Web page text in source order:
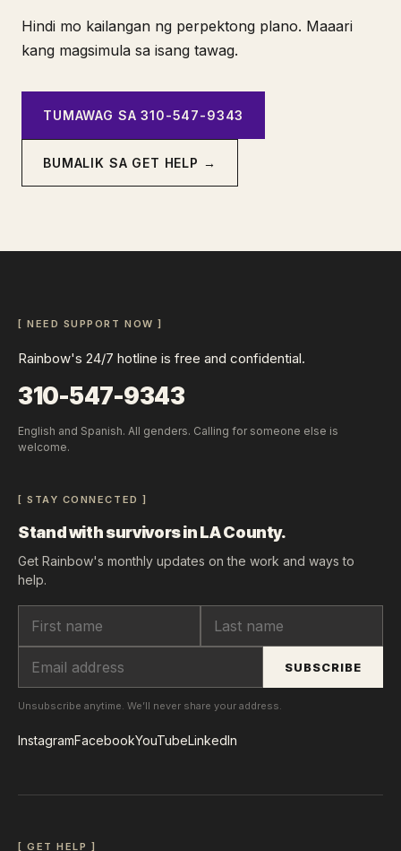
Hindi mo kailangan ng perpektong plano. Maaari
kang magsimula sa isang tawag.
TUMAWAG SA 310-547-9343
BUMALIK SA GET HELP →
[ NEED SUPPORT NOW ]
Rainbow's 24/7 hotline is free and confidential.
310-547-9343
English and Spanish. All genders. Calling for someone else is
welcome.
[ STAY CONNECTED ]
Stand with survivors in LA County.
Get Rainbow's monthly updates on the work and ways to
help.
SUBSCRIBE
Unsubscribe anytime. We’ll never share your address.
InstagramFacebookYouTubeLinkedIn
[ GET HELP ]